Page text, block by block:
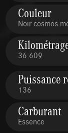
Couleur
Noir cosmos
36 609
Puissance
136
Carburant
Essence